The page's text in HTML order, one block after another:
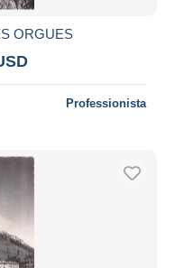
ORGUES
Professionista